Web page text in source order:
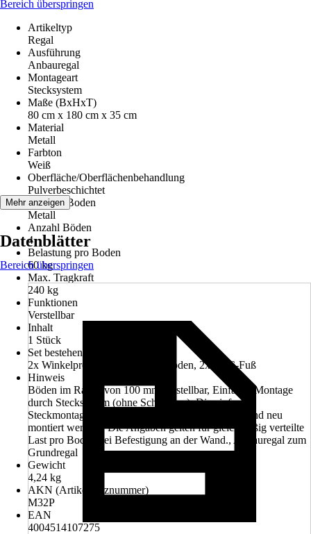
Bereich überspringen
Artikeltyp
Regal
Ausführung
Anbauregal
Montageart
Stecksystem
Maße (BxHxT)
80 cm x 180 cm x 35 cm
Material
Metall
Farbton
Weiß
Oberfläche/Oberflächenbehandlung
Pulverbeschichtet
Material Boden
Metall
Anzahl Böden
4
Belastung pro Boden
60 kg
Max. Tragkraft
240 kg
Funktionen
Verstellbar
Inhalt
1 Stück
Set bestehend aus
2x Winkelprofil geteilt, 4x Fachboden, 2x PVC-Fuß
Hinweis
Böden im Raster von 100 mm verstellbar, Einfache Montage
durch Stecksystem (ohne Schrauben), Die einfache
Steckmontage kann bei Bedarf wieder demontiert und neu
montiert werden., Die Angaben gelten für gleichmäßig verteilte
Last pro Boden bei Befestigung an der Wand., Anbauregal zum
Grundregal
Gewicht
4,24 kg
AKN (Artikelkurznummer)
M32P
EAN
4004514107275
Mehr anzeigen
Datenblätter
Bereich überspringen